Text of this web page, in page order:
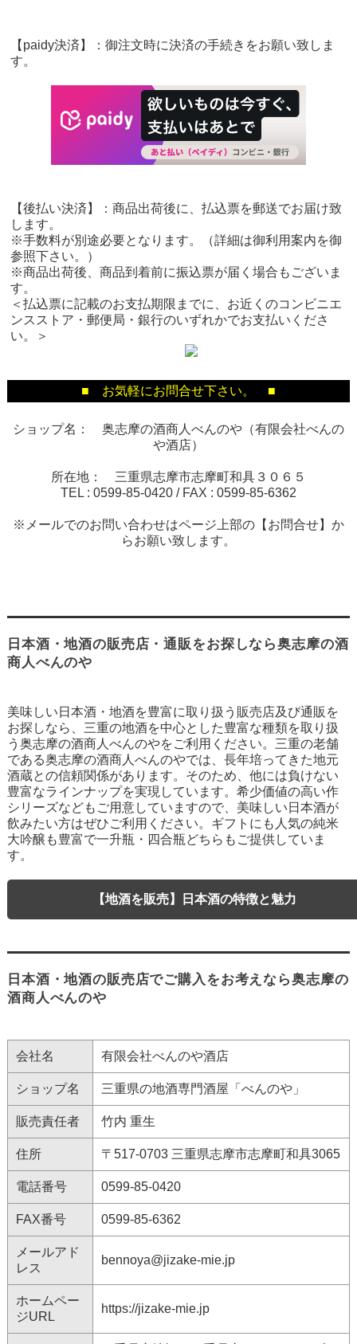
【paidy決済】：御注文時に決済の手続きをお願い致しま
す。
【後払い決済】：商品出荷後に、払込票を郵送でお届け致
します。
※手数料が別途必要となります。（詳細は御利用案内を御
参照下さい。）
※商品出荷後、商品到着前に振込票が届く場合もございま
す。
＜払込票に記載のお支払期限までに、お近くのコンビニエ
ンスストア・郵便局・銀行のいずれかでお支払いくださ
い。＞
■ お気軽にお問合せ下さい。 ■
ショップ名： 奥志摩の酒商人べんのや（有限会社べんの
や酒店）
所在地： 三重県志摩市志摩町和具３０６５
TEL : 0599-85-0420 / FAX : 0599-85-6362
※メールでのお問い合わせはページ上部の【お問合せ】か
らお願い致します。
日本酒・地酒の販売店・通販をお探しなら奥志摩の酒
商人べんのや
美味しい日本酒・地酒を豊富に取り扱う販売店及び通販を
お探しなら、三重の地酒を中心とした豊富な種類を取り扱
う奥志摩の酒商人べんのやをご利用ください。三重の老舗
である奥志摩の酒商人べんのやでは、長年培ってきた地元
酒蔵との信頼関係があります。そのため、他には負けない
豊富なラインナップを実現しています。希少価値の高い作
シリーズなどもご用意していますので、美味しい日本酒が
飲みたい方はぜひご利用ください。ギフトにも人気の純米
大吟醸も豊富で一升瓶・四合瓶どちらもご提供していま
す。
【地酒を販売】日本酒の特徴と魅力
日本酒・地酒の販売店でご購入をお考えなら奥志摩の
酒商人べんのや
会社名 有限会社べんのや酒店
ショップ名 三重県の地酒専門酒屋「べんのや」
販売責任者 竹内 重生
住所 〒517-0703 三重県志摩市志摩町和具3065
電話番号 0599-85-0420
FAX番号 0599-85-6362
メールアド
レス
bennoya@jizake-mie.jp
ホームペー
ジURL
https://jizake-mie.jp